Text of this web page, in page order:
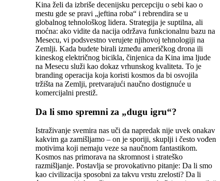
Kina želi da izbriše decenijsku percepciju o sebi kao o
mestu gde se pravi „jeftina roba“ i rebrendira se u
globalnog tehnološkog lidera. Strategija je suptilna, ali
moćna: ako vidite da nacija održava funkcionalnu bazu na
Mesecu, vi podsvestno verujete njihovoj tehnologiji na
Zemlji. Kada budete birali između američkog drona ili
kineskog električnog bicikla, činjenica da Kina ima ljude
na Mesecu služi kao dokaz vrhunskog kvaliteta. To je
branding operacija koja koristi kosmos da bi osvojila
tržišta na Zemlji, pretvarajući naučno dostignuće u
komercijalni prestiž.
Da li smo spremni za „dugu igru“?
Istraživanje svemira nas uči da napredak nije uvek onakav
kakvim ga zamišljamo – on je sporiji, skuplji i često vođen
motivima koji nemaju veze sa naučnom fantastikom.
Kosmos nas primorava na skromnost i strateško
razmišljanje. Postavlja se provokativno pitanje: Da li smo
kao civilizacija sposobni za takvu vrstu zrelosti? Da li